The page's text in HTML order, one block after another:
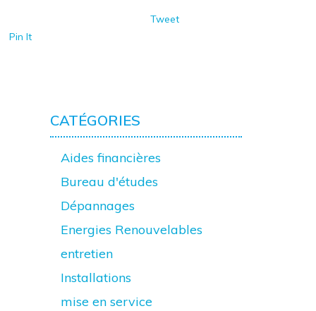
Tweet
Pin It
CATÉGORIES
Aides financières
Bureau d'études
Dépannages
Energies Renouvelables
entretien
Installations
mise en service